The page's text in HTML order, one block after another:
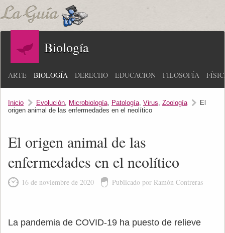
Biología
ARTE BIOLOGÍA DERECHO EDUCACIÓN FILOSOFÍA
Inicio Evolución, Microbiología, Patología, Virus, Zoología
El
origen animal de las enfermedades en el neolítico
El origen animal de las
enfermedades en el neolítico
16 de noviembre de 2020 Publicado por Ramón Contreras
La pandemia de COVID-19 ha puesto de relieve